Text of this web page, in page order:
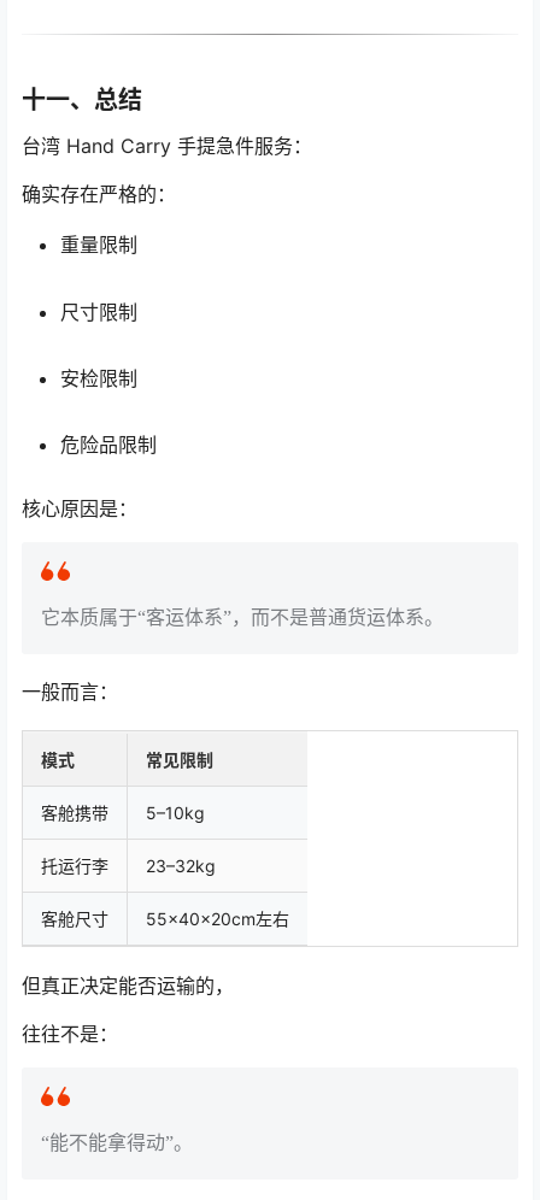
十一、总结
台湾 Hand Carry 手提急件服务：
确实存在严格的：
重量限制
尺寸限制
安检限制
危险品限制
核心原因是：
它本质属于“客运体系”，而不是普通货运体系。
一般而言：
模式 常见限制
客舱携带 5–10kg
托运行李 23–32kg
客舱尺寸 55×40×20cm左右
但真正决定能否运输的，
往往不是：
“能不能拿得动”。